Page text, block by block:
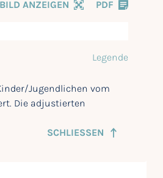
ANZEIGEN
PDF
Legende
Jugendlichen vom
Die adjustierten
SCHLIESSEN